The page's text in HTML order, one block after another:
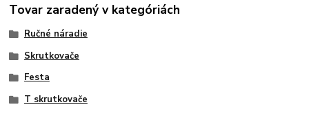
Tovar zaradený v kategóriách
Ručné náradie
Skrutkovače
Festa
T skrutkovače